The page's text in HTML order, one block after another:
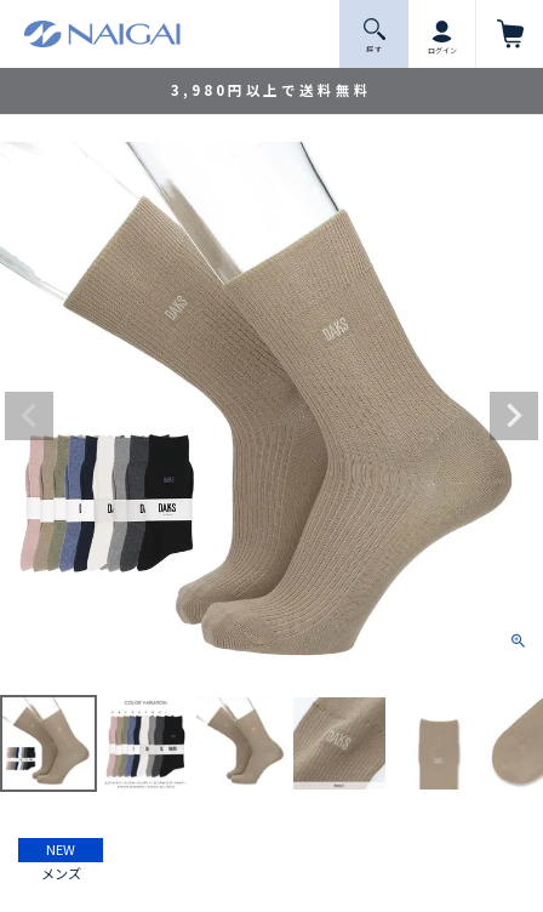
3,980円以上で送料無料
探 す ログイン
NEW
メンズ